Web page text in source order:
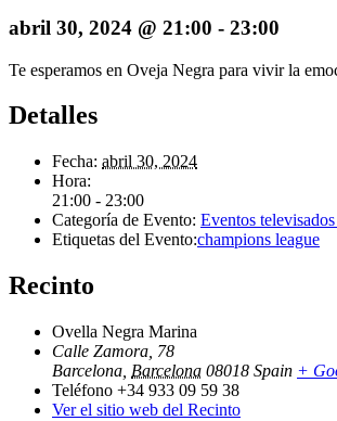
abril 30, 2024 @ 21:00 - 23:00
Te esperamos en Oveja Negra para vivir la
Detalles
Fecha: abril 30, 2024
Hora:
21:00 - 23:00
Categoría de Evento: Eventos
Etiquetas del Evento:champions league
Recinto
Ovella Negra Marina
Calle Zamora, 78
Barcelona Barcelona 08018 Spain +
Teléfono +34 933 09 59 38
Ver el sitio web del Recinto